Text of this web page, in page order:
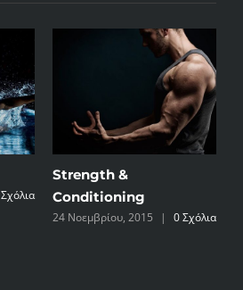
Strength &
Conditioning
24 Νοεμβρίου, 2015 | 0 Σχόλια